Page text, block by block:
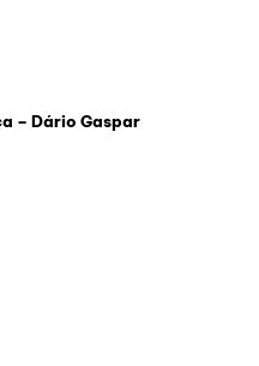
– Dário Gaspar